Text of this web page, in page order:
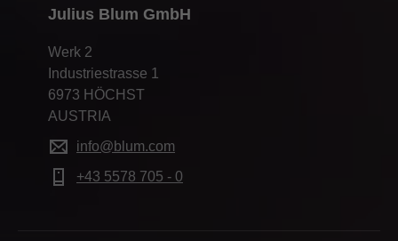
Julius Blum GmbH
Werk 2
Industriestrasse 1
6973 HÖCHST
AUSTRIA
info@blum.com
+43 5578 705 - 0